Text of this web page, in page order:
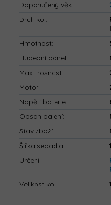
Doporučený věk:
Druh kol:
Hmotnost:
Hudební panel:
Max. nosnost:
Motor:
Napětí baterie:
Obsah balení:
Stav zboží:
Šířka sedadla:
Určení:
Velikost kol: